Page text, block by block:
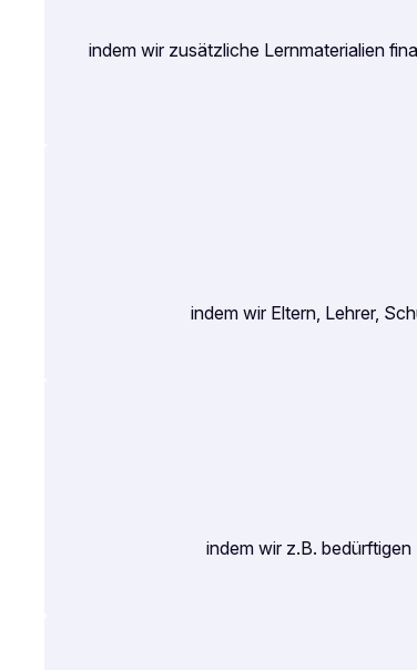
indem wir zusätzliche Lernmaterialien
indem wir Eltern, Lehrer,
indem wir z.B.